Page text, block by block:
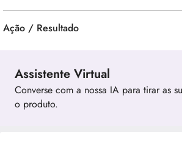
Ação / Resultado
Assistente Virtual
Converse com a nossa IA para tirar as
o produto.